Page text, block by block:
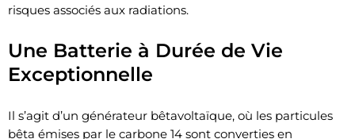
risques associés aux radiations.
Une Batterie à Durée de Vie
Exceptionnelle
Il s’agit d’un générateur bêtavoltaïque, où les particules
bêta émises par le carbone 14 sont converties en